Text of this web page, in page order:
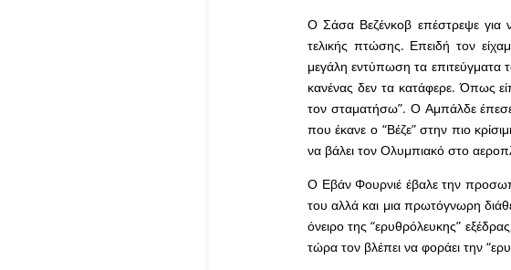
Ο Σάσα Βεζένκοβ επέστρεψε για
τελικής πτώσης. Επειδή τον
μεγάλη εντύπωση τα
κανένας δεν τα κατάφερε. Όπως
τον σταματήσω”. Ο Αμπάλδε
που έκανε ο “Βέζε” στην πιο
να βάλει τον Ολυμπιακό στο
Ο Εβάν Φουρνιέ έβαλε την
του αλλά και μια πρωτόγνωρη
όνειρο της “ερυθρόλευκης”
τώρα τον βλέπει να φοράει την